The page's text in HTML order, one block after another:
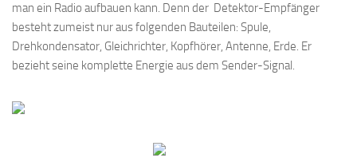
man ein Radio aufbauen kann. Denn der Detektor-Empfänger
besteht zumeist nur aus folgenden Bauteilen: Spule,
Drehkondensator, Gleichrichter, Kopfhörer, Antenne, Erde. Er
bezieht seine komplette Energie aus dem Sender-Signal.